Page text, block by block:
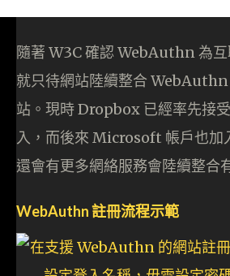
隨著 W3C 確認 WebAuthn 為
就只待網站陸續整合
站。現時 Dropbox 已經率先接
入，而後來 Microsoft 帳戶也加
還會有更多網絡服務會陸續整合
WebAuthn 註冊流程示範